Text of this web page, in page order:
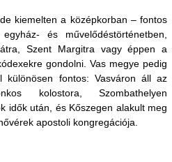
kiemelten a középkorban – fontos
és művelődéstörténetben,
Szent Margitra vagy éppen a
gondolni. Vas megye pedig
különösen fontos: Vasváron áll az
kolostora, Szombathelyen
idők után, és Kőszegen alakult meg
apostoli kongregációja.